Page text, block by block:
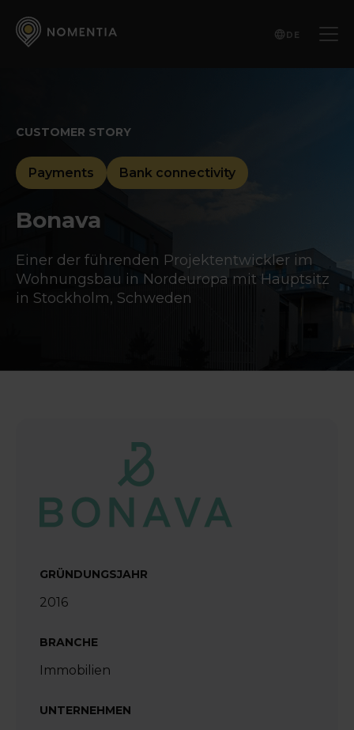
DE
CUSTOMER STORY
Payments Bank connectivity
Bonava
Einer der führenden Projektentwickler im
Wohnungsbau in Nordeuropa mit Hauptsitz
in Stockholm, Schweden
GRÜNDUNGSJAHR
2016
BRANCHE
Immobilien
UNTERNEHMEN